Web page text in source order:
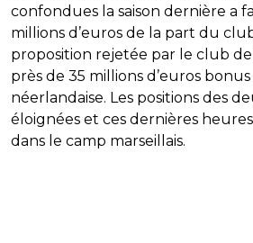
confondues la saison dernière a
millions d’euros de la part du
proposition rejetée par le club
près de 35 millions d’euros
néerlandaise. Les positions des
éloignées et ces dernières
dans le camp marseillais.